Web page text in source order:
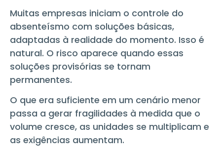
Muitas empresas iniciam o controle do
absenteísmo com soluções básicas,
adaptadas à realidade do momento. Isso é
natural. O risco aparece quando essas
soluções provisórias se tornam
permanentes.
O que era suficiente em um cenário menor
passa a gerar fragilidades à medida que o
volume cresce, as unidades se multiplicam e
as exigências aumentam.